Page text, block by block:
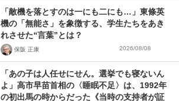
「敵機を落とすのは一にも二にも…」東條英
機の「無能さ」を象徴する、学生たちをあき
れさせた“言葉”とは？
保阪 正康 2026/08/08
「あの子は人任せにせん。選挙でも寝ないん
よ」高市早苗首相の〈睡眠不足〉は、1992年
の初出馬の時からだった《当時の支持者が証